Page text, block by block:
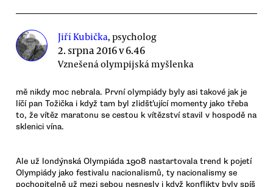
Jiří Kubička, psycholog
2. srpna 2016 v 6.46
Vznešená olympijská myšlenka
mě nikdy moc nebrala. První olympiády byly asi takové jak je
líčí pan Tožička i když tam byl zlidšťující momenty jako třeba
to, že vítěz maratonu se cestou k vítězství stavil v hospodě na
sklenici vína.
Ale už londýnská Olympiáda 1908 nastartovala trend k pojetí
Olympiády jako festivalu nacionalismů, ty nacionalismy se
pochopitelně už mezi sebou nesnesly i když konflikty byly spíš